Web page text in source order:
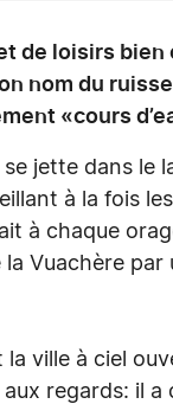
de loisirs bien
nom du
«cours
jette dans le
à la fois
à chaque
Vuachère par
la ville à ciel
regards: il a